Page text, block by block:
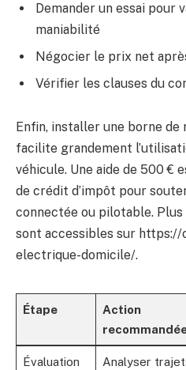
Demander un essai
maniabilité
Négocier le prix net
Vérifier les clauses du
Enfin, installer une borne de
facilite grandement
véhicule. Une aide de 500 €
de crédit d’impôt pour
connectée ou pilotable.
sont accessibles sur
electrique-domicile/.
Étape
Action
Évaluation
Analyser